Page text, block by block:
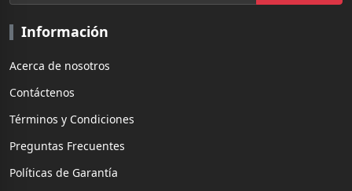
Información
Acerca de nosotros
Contáctenos
Términos y Condiciones
Preguntas Frecuentes
Políticas de Garantía